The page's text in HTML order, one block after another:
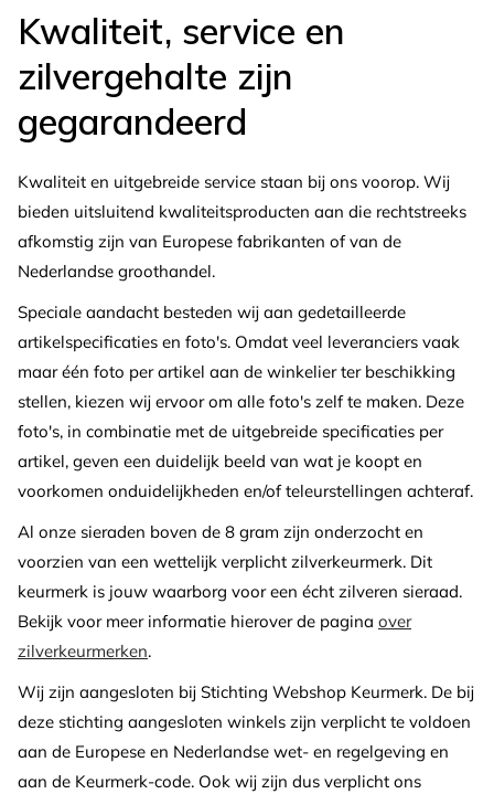
Kwaliteit, service en
zilvergehalte zijn
gegarandeerd
Kwaliteit en uitgebreide service staan ​​bij ons voorop. Wij
bieden uitsluitend kwaliteitsproducten aan die rechtstreeks
afkomstig zijn van Europese fabrikanten of van de
Nederlandse groothandel.
Speciale aandacht besteden wij aan gedetailleerde
artikelspecificaties en foto's. Omdat veel leveranciers vaak
maar één foto per artikel aan de winkelier ter beschikking
stellen, kiezen wij ervoor om alle foto's zelf te maken. Deze
foto's, in combinatie met de uitgebreide specificaties per
artikel, geven een duidelijk beeld van wat je koopt en
voorkomen onduidelijkheden en/of teleurstellingen achteraf.
Al onze sieraden boven de 8 gram zijn onderzocht en
voorzien van een wettelijk verplicht zilverkeurmerk. Dit
keurmerk is jouw waarborg voor een écht zilveren sieraad.
Bekijk voor meer informatie hierover de pagina over
zilverkeurmerken.
Wij zijn aangesloten bij Stichting Webshop Keurmerk. De bij
deze stichting aangesloten winkels zijn verplicht te voldoen
aan de Europese en Nederlandse wet- en regelgeving en
aan de Keurmerk-code. Ook wij zijn dus verplicht ons